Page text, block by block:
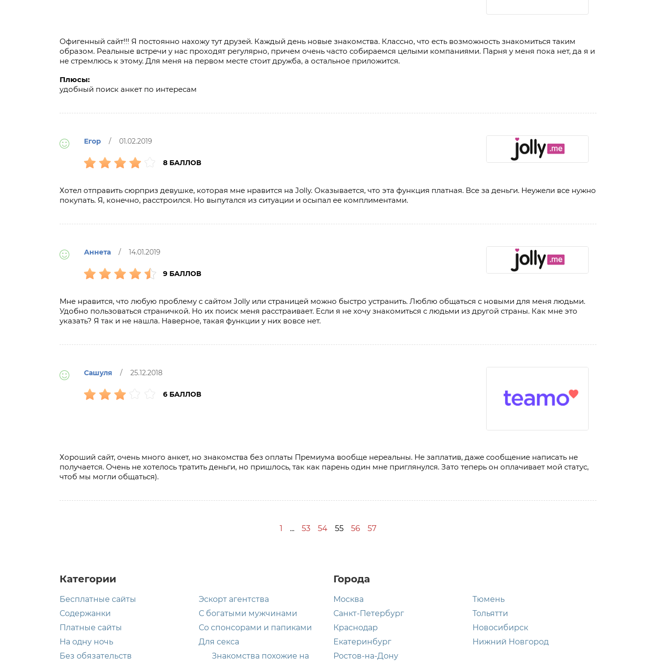
Офигенный сайт!!! Я постоянно нахожу тут друзей. Каждый день новые знакомства. Классно, что есть возможность знакомиться таким
образом. Реальные встречи у нас проходят регулярно, причем очень часто собираемся целыми компаниями. Парня у меня пока нет, да я и
не стремлюсь к этому. Для меня на первом месте стоит дружба, а остальное приложится.
Плюсы:
удобный поиск анкет по интересам
Егор / 01.02.2019
8 БАЛЛОВ
Хотел отправить сюрприз девушке, которая мне нравится на Jolly. Оказывается, что эта функция платная. Все за деньги. Неужели все нужно
покупать. Я, конечно, расстроился. Но выпутался из ситуации и осыпал ее комплиментами.
Аннета / 14.01.2019
9 БАЛЛОВ
Мне нравится, что любую проблему с сайтом Jolly или страницей можно быстро устранить. Люблю общаться с новыми для меня людьми.
Удобно пользоваться страничкой. Но их поиск меня расстраивает. Если я не хочу знакомиться с людьми из другой страны. Как мне это
указать? Я так и не нашла. Наверное, такая функции у них вовсе нет.
Сашуля / 25.12.2018
6 БАЛЛОВ
Хороший сайт, очень много анкет, но знакомства без оплаты Премиума вообще нереальны. Не заплатив, даже сообщение написать не
получается. Очень не хотелось тратить деньги, но пришлось, так как парень один мне приглянулся. Зато теперь он оплачивает мой статус,
чтоб мы могли общаться).
1 ... 53 54 55 56 57
Категории
Бесплатные сайты
Содержанки
Платные сайты
На одну ночь
Без обязательств
Эскорт агентства
С богатыми мужчинами
Со спонсорами и папиками
Для секса
Знакомства похожие на
Города
Москва
Санкт-Петербург
Краснодар
Екатеринбург
Ростов-на-Дону
Тюмень
Тольятти
Новосибирск
Нижний Новгород